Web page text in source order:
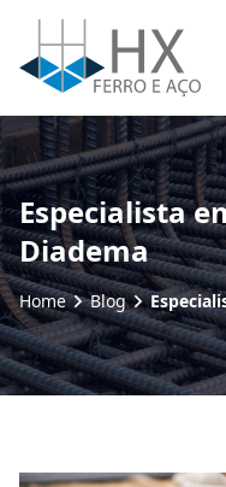
Especialista
Diadema
Home Blog